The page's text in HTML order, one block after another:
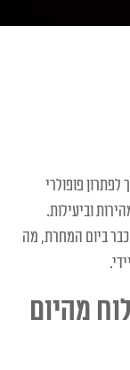
לפתרון פופולרי
וביעילות.
ביום המחרת, מה
מהיום